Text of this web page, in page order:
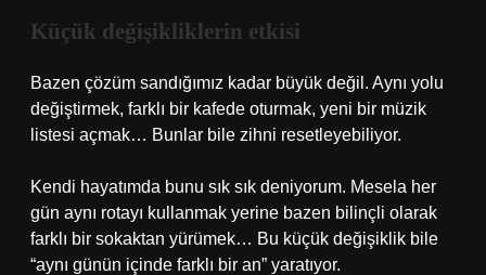
Küçük değişikliklerin etkisi
Bazen çözüm sandığımız kadar büyük değil. Aynı yolu
değiştirmek, farklı bir kafede oturmak, yeni bir müzik
listesi açmak… Bunlar bile zihni resetleyebiliyor.
Kendi hayatımda bunu sık sık deniyorum. Mesela her
gün aynı rotayı kullanmak yerine bazen bilinçli olarak
farklı bir sokaktan yürümek… Bu küçük değişiklik bile
“aynı günün içinde farklı bir an” yaratıyor.